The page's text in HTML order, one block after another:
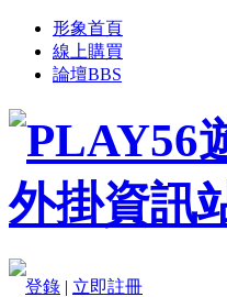
形象首頁
線上購買
論壇BBS
登錄 | 立即註冊